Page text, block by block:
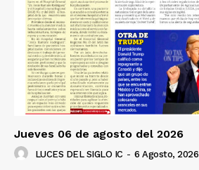
Jueves 06 de agosto del 2026
LUCES DEL SIGLO IC - 6 Agosto, 2026